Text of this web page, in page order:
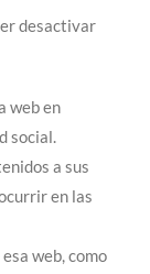
desactivar
web en
social.
a sus
en las
web, como